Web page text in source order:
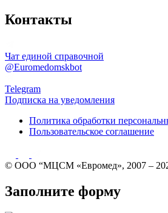
Контакты
Чат единой справочной
@Euromedomskbot
Telegram
Подписка на уведомления
Политика обработки
Пользовательское соглашение
© ООО “МЦСМ «Евромед», 2007 –
Заполните форму